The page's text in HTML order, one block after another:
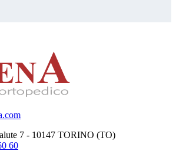
7 - 10147 TORINO (TO)
60